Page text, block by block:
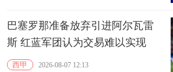
巴塞罗那准备放弃引进阿尔瓦雷
斯 红蓝军团认为交易难以实现
西甲 2026-08-07 12:13